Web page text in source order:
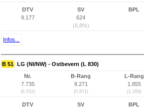
DTV
9.177
SV
624
(6,8%)
BPL
Infos...
B 51 LG (NI/NW) - Ostbevern (L 830)
Nr.
7.735
(6.552)
B-Rang
8.271
(5.871)
L-Rang
1.855
(1.269)
DTV
SV
BPL